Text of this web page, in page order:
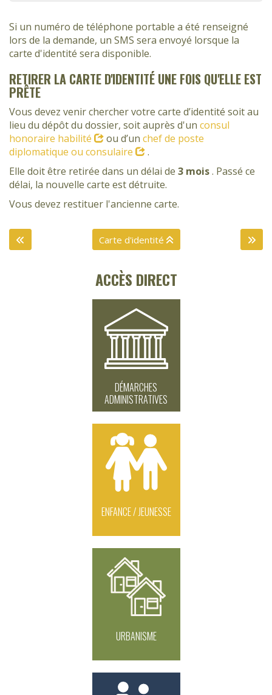
Si un numéro de téléphone portable a été renseigné
lors de la demande, un SMS sera envoyé lorsque la
carte d'identité sera disponible.
RETIRER LA CARTE D'IDENTITÉ UNE FOIS QU'ELLE EST
PRÊTE
Vous devez venir chercher votre carte d’identité soit au
lieu du dépôt du dossier, soit auprès d'un consul
honoraire habilité
ou d’un chef de poste
diplomatique ou consulaire
.
Elle doit être retirée dans un délai de 3 mois. Passé ce
délai, la nouvelle carte est détruite.
Vous devez restituer l'ancienne carte.
Carte d'identité
ACCÈS DIRECT
DÉMARCHES
ADMINISTRATIVES
ENFANCE / JEUNESSE
URBANISME